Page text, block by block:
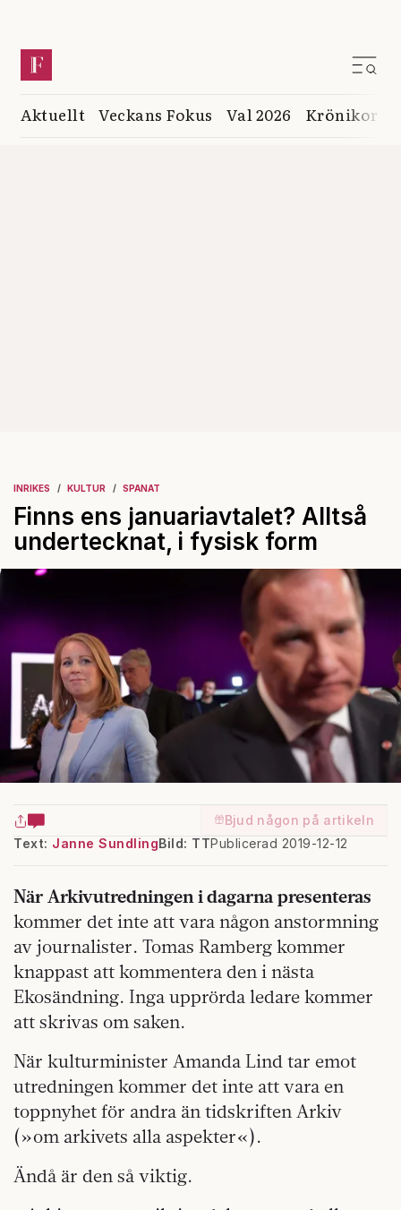
Aktuellt Veckans Fokus Val 2026 Krönikor
INRIKES KULTUR SPANAT
Finns ens januariavtalet? Alltså
undertecknat, i fysisk form
Bjud någon på artikeln
Text: Janne Sundling Publicerad 2019-12-12
Bild: TT
När Arkivutredningen i dagarna presenteras
kommer det inte att vara någon anstormning
av journalister. Tomas Ramberg kommer
knappast att kommentera den i nästa
Ekosändning. Inga upprörda ledare kommer
att skrivas om saken.
När kulturminister Amanda Lind tar emot
utredningen kommer det inte att vara en
toppnyhet för andra än tidskriften Arkiv
(»om arkivets alla aspekter«).
Ändå är den så viktig.